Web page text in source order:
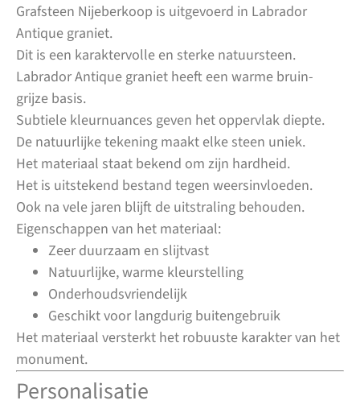
Grafsteen Nijeberkoop is uitgevoerd in Labrador
Antique graniet.
Dit is een karaktervolle en sterke natuursteen.
Labrador Antique graniet heeft een warme bruin-
grijze basis.
Subtiele kleurnuances geven het oppervlak diepte.
De natuurlijke tekening maakt elke steen uniek.
Het materiaal staat bekend om zijn hardheid.
Het is uitstekend bestand tegen weersinvloeden.
Ook na vele jaren blijft de uitstraling behouden.
Eigenschappen van het materiaal:
Zeer duurzaam en slijtvast
Natuurlijke, warme kleurstelling
Onderhoudsvriendelijk
Geschikt voor langdurig buitengebruik
Het materiaal versterkt het robuuste karakter van het
monument.
Personalisatie